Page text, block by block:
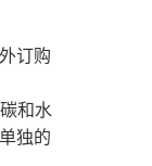
订购
和水
独的